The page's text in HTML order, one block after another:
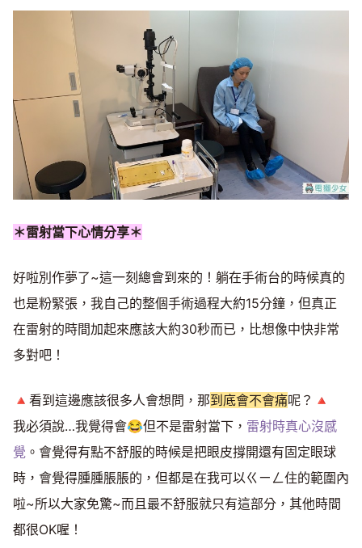
＊雷射當下心情分享＊
好啦別作夢了~這一刻總會到來的！躺在手術台的時候真的
也是粉緊張，我自己的整個手術過程大約15分鐘，但真正
在雷射的時間加起來應該大約30秒而已，比想像中快非常
多對吧！
🔺看到這邊應該很多人會想問，那到底會不會痛呢？🔺
我必須說…我覺得會😂但不是雷射當下， 雷射時真心沒感
覺 。會覺得有點不舒服的時候是把眼皮撐開還有固定眼球
時，會覺得腫腫脹脹的，但都是在我可以ㄍㄧㄥ住的範圍內
啦~所以大家免驚~而且最不舒服就只有這部分，其他時間
都很OK喔！